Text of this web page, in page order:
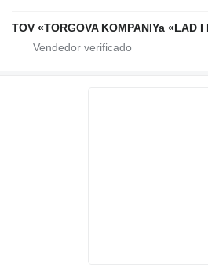
TOV «TORGOVA KOMPANIYa «LAD I